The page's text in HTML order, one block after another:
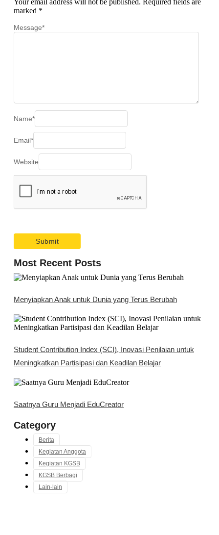
Your email address will not be published. Required fields are
marked *
Message*
Name*
Email*
Website
Most Recent Posts
Menyiapkan Anak untuk Dunia yang Terus Berubah
Student Contribution Index (SCI), Inovasi Penilaian untuk
Meningkatkan Partisipasi dan Keadilan Belajar
Saatnya Guru Menjadi EduCreator
Category
Berita
Kegiatan Anggota
Kegiatan KGSB
KGSB Berbagi
Lain-lain